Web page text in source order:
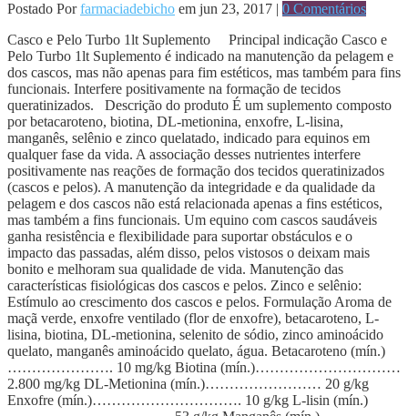
Postado Porfarmaciadebicho em jun 23, 2017 | 0 Comentários
Casco e Pelo Turbo 1lt Suplemento Principal indicação Casco e
Pelo Turbo 1lt Suplemento é indicado na manutenção da pelagem e
dos cascos, mas não apenas para fim estéticos, mas também para fins
funcionais. Interfere positivamente na formação de tecidos
queratinizados. Descrição do produto É um suplemento composto
por betacaroteno, biotina, DL-metionina, enxofre, L-lisina,
manganês, selênio e zinco quelatado, indicado para equinos em
qualquer fase da vida. A associação desses nutrientes interfere
positivamente nas reações de formação dos tecidos queratinizados
(cascos e pelos). A manutenção da integridade e da qualidade da
pelagem e dos cascos não está relacionada apenas a fins estéticos,
mas também a fins funcionais. Um equino com cascos saudáveis
ganha resistência e flexibilidade para suportar obstáculos e o
impacto das passadas, além disso, pelos vistosos o deixam mais
bonito e melhoram sua qualidade de vida. Manutenção das
características fisiológicas dos cascos e pelos. Zinco e selênio:
Estímulo ao crescimento dos cascos e pelos. Formulação Aroma de
maçã verde, enxofre ventilado (flor de enxofre), betacaroteno, L-
lisina, biotina, DL-metionina, selenito de sódio, zinco aminoácido
quelato, manganês aminoácido quelato, água. Betacaroteno (mín.)
…………………. 10 mg/kg Biotina (mín.)…………………………
2.800 mg/kg DL-Metionina (mín.)…………………… 20 g/kg
Enxofre (mín.)…………………………. 10 g/kg L-lisin (mín.)